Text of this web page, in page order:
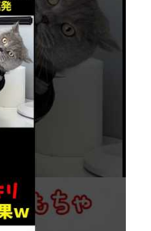
院で神業を連発